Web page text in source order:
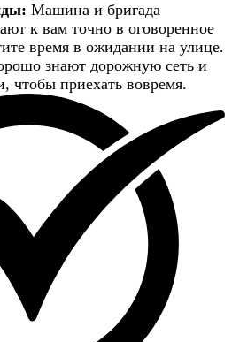
Машина и бригада
к вам точно в оговоренное
время в ожидании на улице.
знают дорожную сеть и
чтобы приехать вовремя.